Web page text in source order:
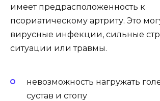
имеет предрасположенность к
псориатическому артриту. Это
вирусные инфекции, сильные
ситуации или травмы.
невозможность нагружать
сустав и стопу